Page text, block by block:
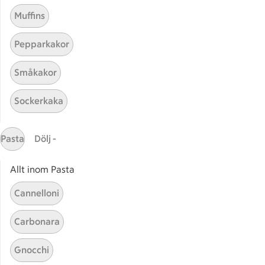
Relaterade kategorier
Älg vinter
Älg i ugn
Muffins
Pepparkakor
Småkakor
Sockerkaka
Pasta Dölj -
Allt inom Pasta
Cannelloni
Carbonara
Gnocchi